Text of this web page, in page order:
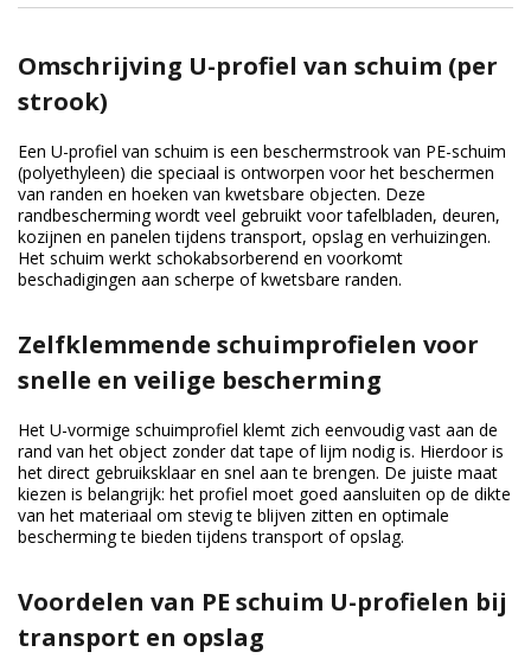
Omschrijving U-profiel van schuim (per
strook)
Een U-profiel van schuim is een beschermstrook van PE-schuim
(polyethyleen) die speciaal is ontworpen voor het beschermen
van randen en hoeken van kwetsbare objecten. Deze
randbescherming wordt veel gebruikt voor tafelbladen, deuren,
kozijnen en panelen tijdens transport, opslag en verhuizingen.
Het schuim werkt schokabsorberend en voorkomt
beschadigingen aan scherpe of kwetsbare randen.
Zelfklemmende schuimprofielen voor
snelle en veilige bescherming
Het U-vormige schuimprofiel klemt zich eenvoudig vast aan de
rand van het object zonder dat tape of lijm nodig is. Hierdoor is
het direct gebruiksklaar en snel aan te brengen. De juiste maat
kiezen is belangrijk: het profiel moet goed aansluiten op de dikte
van het materiaal om stevig te blijven zitten en optimale
bescherming te bieden tijdens transport of opslag.
Voordelen van PE schuim U-profielen bij
transport en opslag